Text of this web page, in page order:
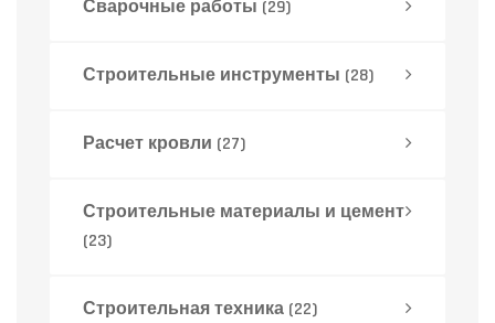
Сварочные работы (29)
Строительные инструменты (28)
Расчет кровли (27)
Строительные материалы и цемент
(23)
Строительная техника (22)